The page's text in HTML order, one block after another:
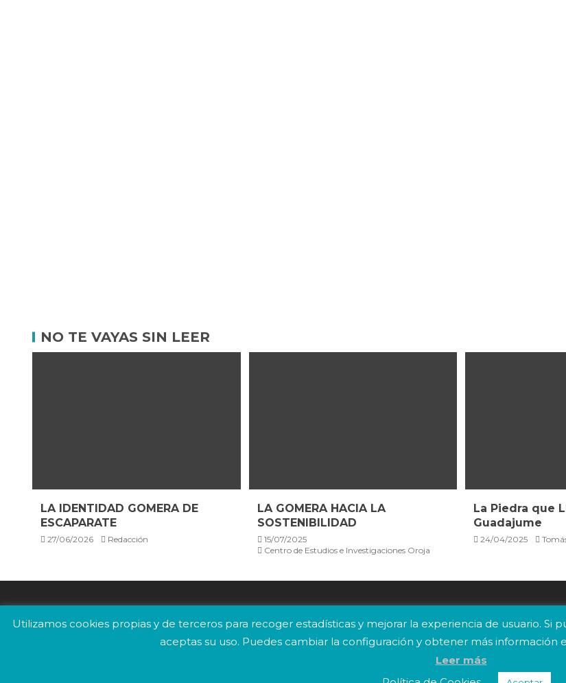
NO TE VAYAS SIN LEER
LA IDENTIDAD GOMERA DE
ESCAPARATE
27/06/2026 Redacción
LA GOMERA HACIA LA
SOSTENIBILIDAD
15/07/2025
Centro de Estudios e Investigaciones Oroja
La Piedra que
Guadajume
24/04/2025
AVISO LEGAL
Utilizamos cookies propias y de terceros para recoger estadísticas y mejorar la experiencia de usuario. Si
aceptas su uso. Puedes cambiar la configuración y obtener más información
Leer más